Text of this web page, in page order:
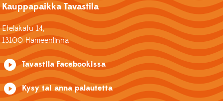
Kauppapaikka Tavastila
Eteläkatu 14,
13100 Hämeenlinna
Tavastila Facebookissa
Kysy tai anna palautetta